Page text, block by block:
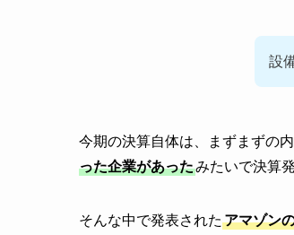
設
今期の決算自体は、まずまずの
った企業があったみたいで決算
そんな中で発表された アマゾン